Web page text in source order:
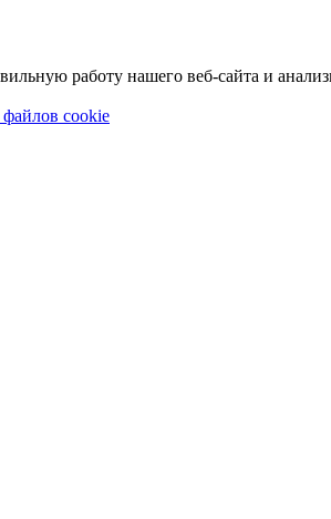
работу нашего веб-сайта и
cookie